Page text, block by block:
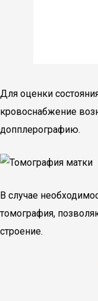
Для оценки
кровоснабжение
допплерографию.
В случае
томография,
строение.